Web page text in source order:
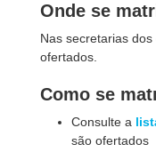
Onde se
Nas secretarias
ofertados.
Como se
Consulte a
são ofertados